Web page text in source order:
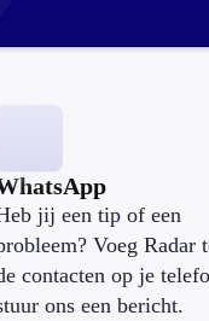
jij een tip of een
Voeg Radar
contacten op je
ons een bericht.